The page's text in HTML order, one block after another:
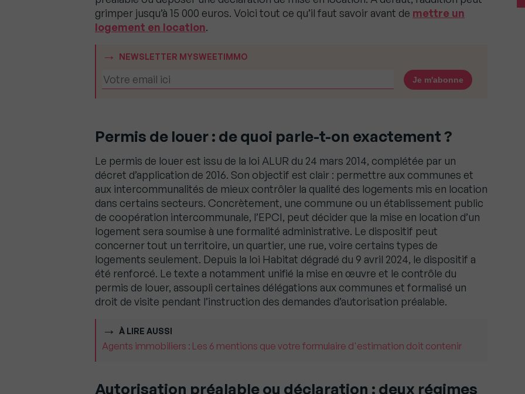
grimper jusqu’à 15 000 euros. Voici tout ce qu’il faut savoir avant de mettre un
logement en location.
NEWSLETTER MYSWEETIMMO
Permis de louer : de quoi parle-t-on exactement ?
Le permis de louer est issu de la loi ALUR du 24 mars 2014, complétée par un
décret d’application de 2016. Son objectif est clair : permettre aux communes et
aux intercommunalités de mieux contrôler la qualité des logements mis en location
dans certains secteurs. Concrètement, une commune ou un établissement public
de coopération intercommunale, l’EPCI, peut décider que la mise en location d’un
logement sera soumise à une formalité administrative. Le dispositif peut
concerner tout un territoire, un quartier, une rue, voire certains types de
logements seulement. Depuis la loi Habitat dégradé du 9 avril 2024, le dispositif a
été renforcé. Le texte a notamment unifié la mise en œuvre et le contrôle du
permis de louer, assoupli certaines délégations aux communes et formalisé un
droit de visite pendant l’instruction des demandes d’autorisation préalable.
À LIRE AUSSI
Agents immobiliers : Les 6 mentions que votre formulaire d'estimation doit contenir
Autorisation préalable ou déclaration : deux régimes